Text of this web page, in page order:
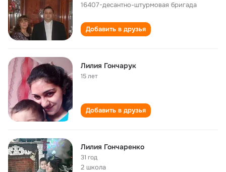
16407-десантно-штурмовая бригада
Добавить в друзья
Лилия Гончарук
15 лет
Добавить в друзья
Лилия Гончаренко
31 год
2 школа